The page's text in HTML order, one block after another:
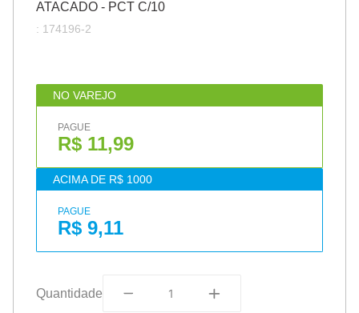
ATACADO - PCT C/10
: 174196-2
NO VAREJO
PAGUE
R$ 11,99
ACIMA DE R$ 1000
PAGUE
R$ 9,11
Quantidade
cola
barbante